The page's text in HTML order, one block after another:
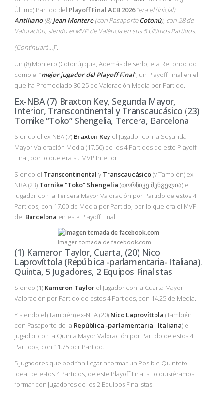
Último) Partido del Playoff Final ACB 2026“era el (Inicial)
Antillano(8)Jean Montero(con PasaporteCotonú), con 28 de
Valoración, siendo el MVP de València en sus 5 Últimos Partidos.
(Continuará…)”.
Un (8) Montero (Cotonú) que, Además de serlo, era Reconocido
como el “mejor jugador del Playoff Final”, un Playoff Final en el
que ha Promediado 30.25 de Valoración Media por Partido.
Ex-NBA (7) Braxton Key, Segunda Mayor,
Interior, Transcontinental y Transcaucásico (23)
Tornike “Toko” Shengelia, Tercera, Barcelona
Siendo el ex-NBA (7) Braxton Key el Jugador con la Segunda
Mayor Valoración Media (17.50) de los 4 Partidos de este Playoff
Final, por lo que era su MVP Interior.
Siendo el Transcontinental y Transcaucásico(y También) ex-
NBA (23) Tornike “Toko” Shengelia (თორნიკე შენგელია) el
Jugador con la Tercera Mayor Valoración por Partido de estos 4
Partidos, con 17.00 de Media por Partido, por lo que era el MVP
del Barcelona en este Playoff Final.
Imagen tomada de facebook.com
(1) Kameron Taylor, Cuarta, (20) Nico
Laprovíttola (República -parlamentaria- Italiana),
Quinta, 5 Jugadores, 2 Equipos Finalistas
Siendo (1) Kameron Taylor el Jugador con la Cuarta Mayor
Valoración por Partido de estos 4 Partidos, con 14.25 de Media.
Y siendo el (También) ex-NBA (20) Nico Laprovíttola (También
con Pasaporte de la República -parlamentaria– Italiana) el
Jugador con la Quinta Mayor Valoración por Partido de estos 4
Partidos, con 11.75 por Partido.
5 Jugadores que podrían llegar a formar un Posible Quinteto
Ideal de estos 4 Partidos, de este Playoff Final si lo quisiéramos
formar con Jugadores de los 2 Equipos Finalistas.